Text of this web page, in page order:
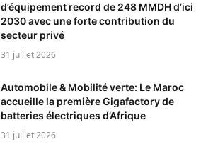
d’équipement record de 248 MMDH d’ici
2030 avec une forte contribution du
secteur privé
31 juillet 2026
Automobile & Mobilité verte: Le Maroc
accueille la première Gigafactory de
batteries électriques d’Afrique
31 juillet 2026